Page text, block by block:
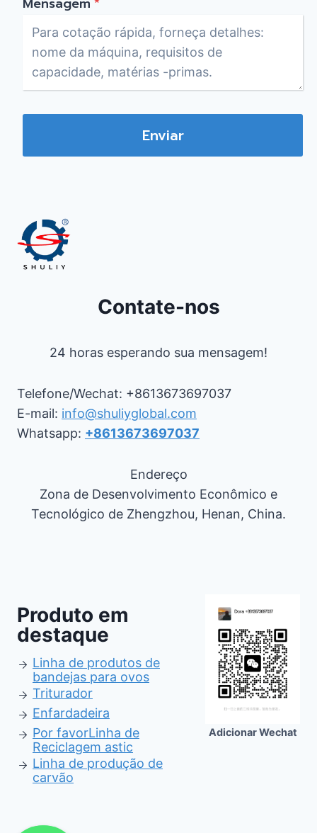
Enviar
Contate-nos
24 horas esperando sua mensagem!
Telefone/Wechat: +8613673697037
E-mail: info@shuliyglobal.com
Whatsapp: +8613673697037
Endereço
Zona de Desenvolvimento Econômico e
Tecnológico de Zhengzhou, Henan, China.
Produto em
destaque
Linha de produtos de
bandejas para ovos
Triturador
Enfardadeira
Por favorLinha de
Reciclagem astic
Linha de produção de
carvão
Adicionar Wechat